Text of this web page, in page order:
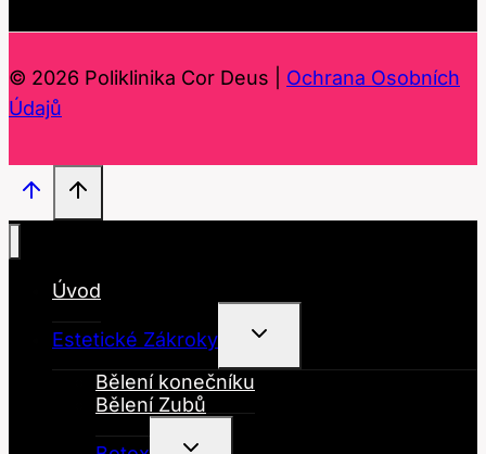
© 2026 Poliklinika Cor Deus | Ochrana Osobních
Údajů
Úvod
Estetické Zákroky
Toggle
Menu
Bělení konečníku
Bělení Zubů
Toggle